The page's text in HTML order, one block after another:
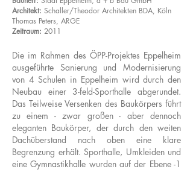
Architekt: Schaller/Theodor Architekten BDA, Köln
Thomas Peters, ARGE
Zeitraum: 2011
Die im Rahmen des ÖPP-Projektes Eppelheim
ausgeführte Sa­nie­rung und Modernisierung
von 4 Schulen in Eppelheim wird durch den
Neubau einer 3-feld-Sporthalle abgerundet.
Das Teilweise Versenken des Baukörpers führt
zu einem - zwar gro­ßen - aber dennoch
eleganten Baukörper, der durch den weiten
Dachüberstand nach oben eine klare
Begrenzung erhält. Sporthalle, Umkleiden und
eine Gymnastikhalle wurden auf der Ebene -1